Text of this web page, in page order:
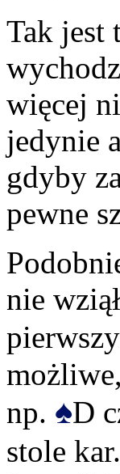
Tak jest
więcej
jedynie
gdyby
pewne
nie
np. ♠D
stole